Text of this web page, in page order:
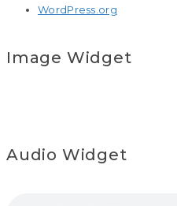
WordPress.org
Image Widget
Audio Widget